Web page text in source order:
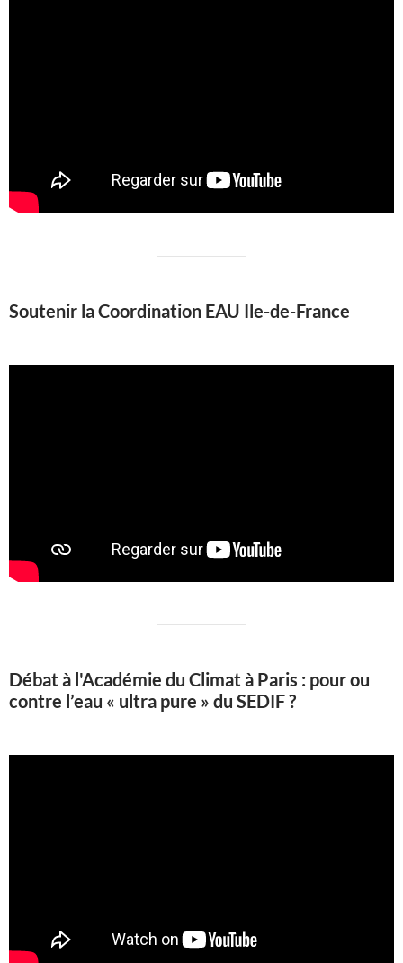
Soutenir la Coordination EAU Ile-de-France
Débat à l'Académie du Climat à Paris : pour ou
contre l’eau « ultra pure » du SEDIF ?